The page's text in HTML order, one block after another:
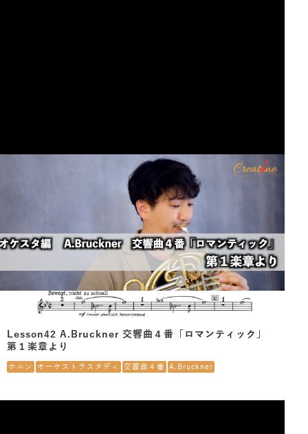
Lesson42 A.Bruckner 交響曲４番「ロマンティック」
第１楽章より
ホルン オーケストラスタディ 交響曲４番 A.Bruckner